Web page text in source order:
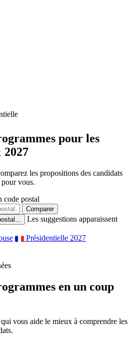
pour les
2027
les propositions des candidats
vous.
code postal
Comparer
Les suggestions apparaissent
Présidentielle 2027
en un coup
vous aide le mieux à comprendre les